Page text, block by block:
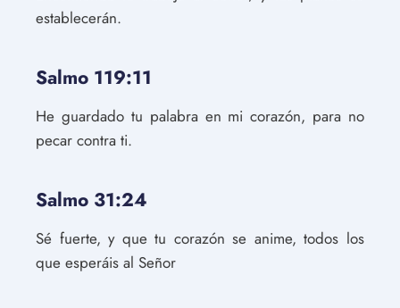
establecerán.
Salmo 119:11
He guardado tu palabra en mi corazón, para no
pecar contra ti.
Salmo 31:24
Sé fuerte, y que tu corazón se anime, todos los
que esperáis al Señor